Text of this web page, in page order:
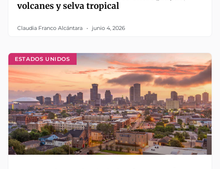
volcanes y selva tropical
Claudia Franco Alcántara junio 4, 2026
ESTADOS UNIDOS